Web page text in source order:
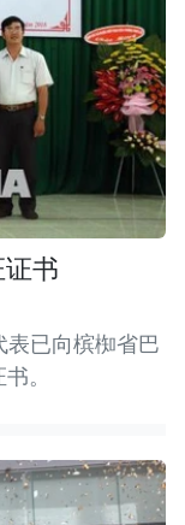
书
表已向槟椥省巴
。